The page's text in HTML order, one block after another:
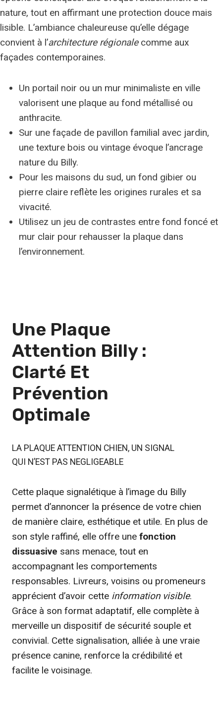
nature, tout en affirmant une protection douce mais
lisible. L’ambiance chaleureuse qu’elle dégage
convient à l’architecture régionalecomme aux
façades contemporaines.
Un portail noir ou un mur minimaliste en ville
valorisent une plaque au fond métallisé ou
anthracite.
Sur une façade de pavillon familial avec jardin,
une texture bois ou vintage évoque l’ancrage
nature du Billy.
Pour les maisons du sud, un fond gibier ou
pierre claire reflète les origines rurales et sa
vivacité.
Utilisez un jeu de contrastes entre fond foncé et
mur clair pour rehausser la plaque dans
l’environnement.
Une Plaque
Attention Billy :
Clarté Et
Prévention
Optimale
LA PLAQUE ATTENTION CHIEN, UN SIGNAL
QUI N’EST PAS NEGLIGEABLE
Cette plaque signalétique à l’image du Billy
permet d’annoncer la présence de votre chien
de manière claire, esthétique et utile. En plus de
son style raffiné, elle offre une fonction
dissuasive sans menace, tout en
accompagnant les comportements
responsables. Livreurs, voisins ou promeneurs
apprécient d’avoir cette information visible.
Grâce à son format adaptatif, elle complète à
merveille un dispositif de sécurité souple et
convivial. Cette signalisation, alliée à une vraie
présence canine, renforce la crédibilité et
facilite le voisinage.